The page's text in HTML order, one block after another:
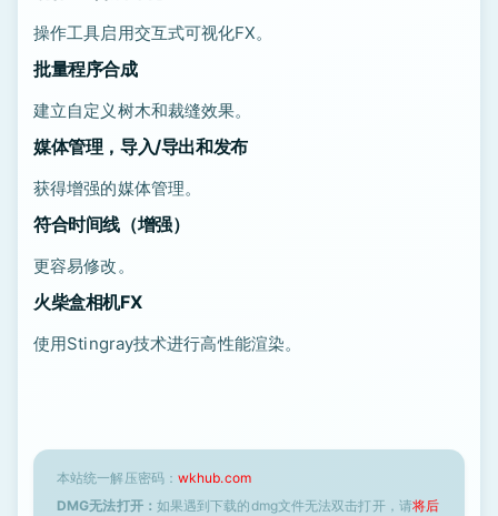
操作工具启用交互式可视化FX。
批量程序合成
建立自定义树木和裁缝效果。
媒体管理，导入/导出和发布
获得增强的媒体管理。
符合时间线（增强）
更容易修改。
火柴盒相机FX
使用Stingray技术进行高性能渲染。
本站统一解压密码： wkhub.com
DMG无法打开： 如果遇到下载的dmg文件无法双击打开，请将后